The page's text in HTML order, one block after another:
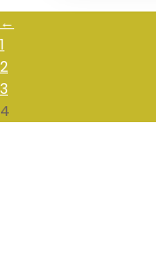
←
1
2
3
4